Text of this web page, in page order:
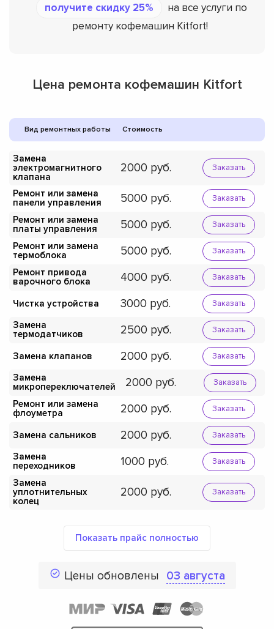
получите скидку 25%
на все услуги по
ремонту кофемашин Kitfort!
Цена ремонта кофемашин Kitfort
Вид ремонтных работы Стоимость
Замена
электромагнитного
клапана
2000 Заказать
Ремонт или замена
панели управления
5000 Заказать
Ремонт или замена
платы управления
5000 Заказать
Ремонт или замена
термоблока
5000 Заказать
Ремонт привода
варочного блока
4000 Заказать
Чистка устройства 3000 Заказать
Замена
термодатчиков
2500 Заказать
Замена клапанов 2000 Заказать
Замена
микропереключателей
2000 Заказать
Ремонт или замена
флоуметра
2000 Заказать
Замена сальников 2000 Заказать
Замена
переходников
1000 Заказать
Замена
уплотнительных
колец
2000 Заказать
Показать прайс полностью
Цены обновлены 03 августа